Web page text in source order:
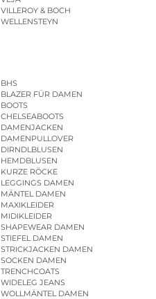
VILLEROY & BOCH
WELLENSTEYN
BHS
BLAZER FÜR DAMEN
BOOTS
CHELSEABOOTS
DAMENJACKEN
DAMENPULLOVER
DIRNDLBLUSEN
HEMDBLUSEN
KURZE RÖCKE
LEGGINGS DAMEN
MÄNTEL DAMEN
MAXIKLEIDER
MIDIKLEIDER
SHAPEWEAR DAMEN
STIEFEL DAMEN
STRICKJACKEN DAMEN
SOCKEN DAMEN
TRENCHCOATS
WIDELEG JEANS
WOLLMÄNTEL DAMEN